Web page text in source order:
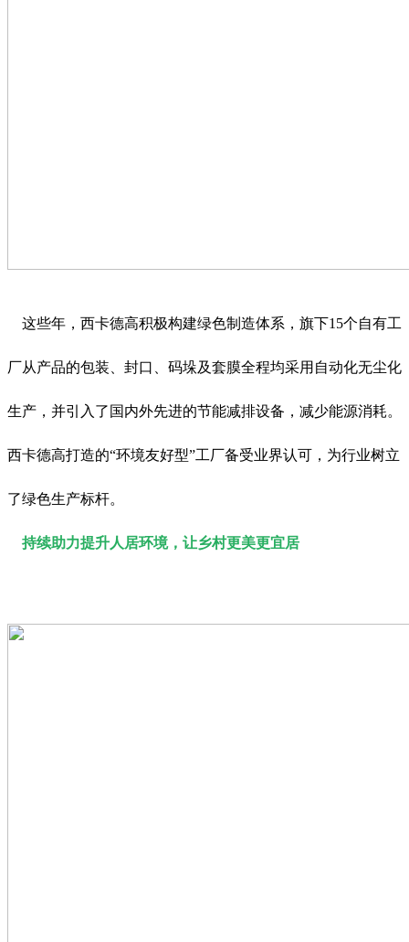
这些年，西卡德高积极构建绿色制造体系，旗下15个自有工
厂从产品的包装、封口、码垛及套膜全程均采用自动化无尘化
生产，并引入了国内外先进的节能减排设备，减少能源消耗。
西卡德高打造的“环境友好型”工厂备受业界认可，为行业树立
了绿色生产标杆。
持续助力提升人居环境，让乡村更美更宜居